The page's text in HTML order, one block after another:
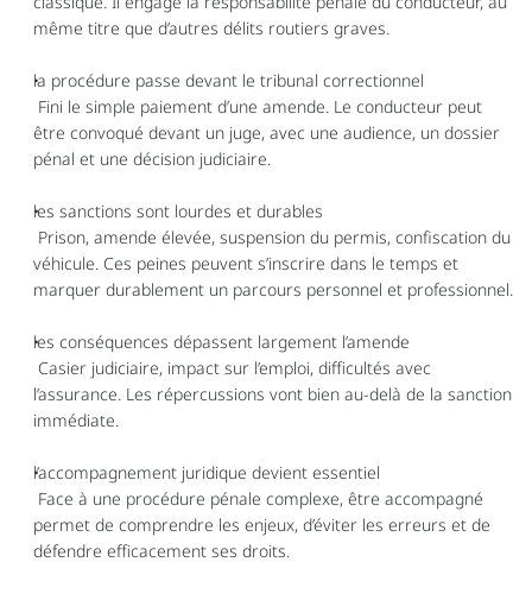
même titre que d’autres délits routiers graves.
la procédure passe devant le tribunal correctionnel
être convoqué devant un juge, avec une audience, un dossier
pénal et une décision judiciaire.
les sanctions sont lourdes et durables
véhicule. Ces peines peuvent s’inscrire dans le temps et
marquer durablement un parcours personnel et professionnel.
les conséquences dépassent largement l’amende
l’assurance. Les répercussions vont bien au-delà de la sanction
immédiate.
l’accompagnement juridique devient essentiel
permet de comprendre les enjeux, d’éviter les erreurs et de
défendre efficacement ses droits.